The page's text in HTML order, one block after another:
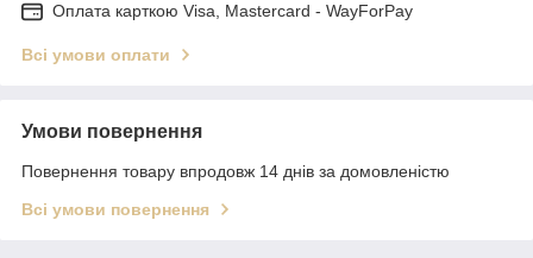
Оплата карткою Visa, Mastercard - WayForPay
Всі умови оплати
Умови повернення
Повернення товару впродовж 14 днів за домовленістю
Всі умови повернення